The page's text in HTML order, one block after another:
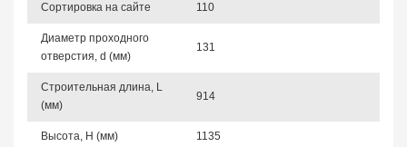
Сортировка на сайте 110
Диаметр проходного
отверстия, d (мм)
131
Строительная длина, L
(мм)
914
Высота, Н (мм) 1135